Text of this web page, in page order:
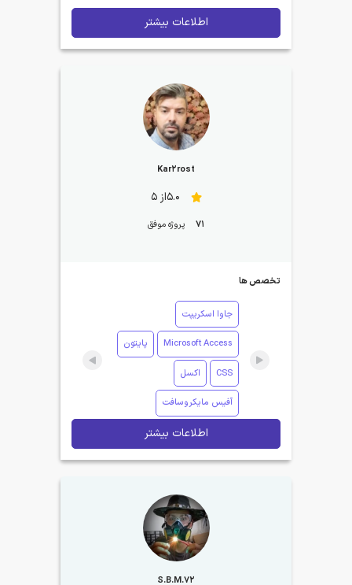
اطلاعات بیشتر
Kar2rost
5.0از 5
71 پروژه موفق
تخصص ها
جاوا اسکریپت
Microsoft Access پایتون
CSS اکسل
آفیس مایکروسافت
اطلاعات بیشتر
S.B.M.72